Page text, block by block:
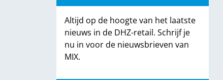
Altijd op de hoogte van het laatste
nieuws in de DHZ-retail. Schrijf je
nu in voor de nieuwsbrieven van
MIX.